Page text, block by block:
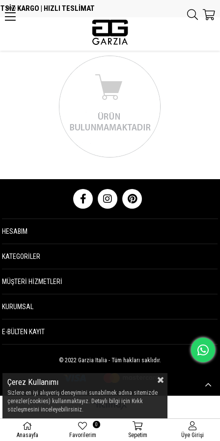
KARGO | HIZLI TESLİMAT
MENU
HESABIM
KATEGORİLER
MÜŞTERİ HİZMETLERİ
KURUMSAL
E-BÜLTEN KAYIT
© 2022 Garzia Italia - Tüm hakları saklıdır.
Çerez Kullanımı
Sizlere en iyi alışveriş deneyimini sunabilmek adına sitemizde
çerezler(cookies) kullanmaktayız. Detaylı bilgi için Kvkk
sözleşmesini inceleyebilirsiniz.
Anasayfa Favorilerim
0
Sepetim Üye Girişi